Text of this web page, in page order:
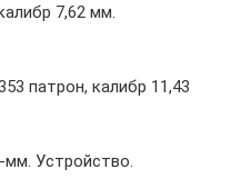
7,62 мм.
патрон, калибр 11,43
Устройство.